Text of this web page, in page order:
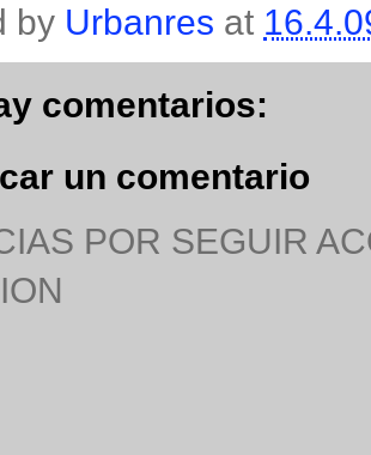
by Urbanres at
comentarios:
un comentario
POR SEGUIR